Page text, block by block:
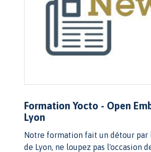
Formation Yocto - Open
Lyon
Notre formation fait un détour
de Lyon, ne loupez pas l'occasion